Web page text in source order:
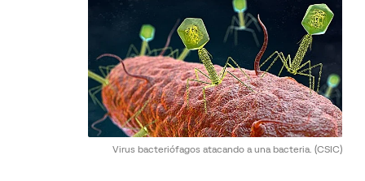
Virus bacteriófagos atacando a una bacteria. (CSIC)